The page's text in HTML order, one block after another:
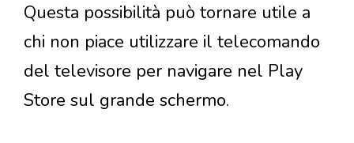
Questa possibilità può tornare utile a
chi non piace utilizzare il telecomando
del televisore per navigare nel Play
Store sul grande schermo.